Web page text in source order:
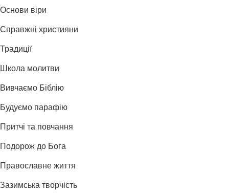
Основи віри
Справжні християни
Традиції
Школа молитви
Вивчаємо Біблію
Будуємо парафію
Притчі та повчання
Подорож до Бога
Православне життя
Зазимська творчість